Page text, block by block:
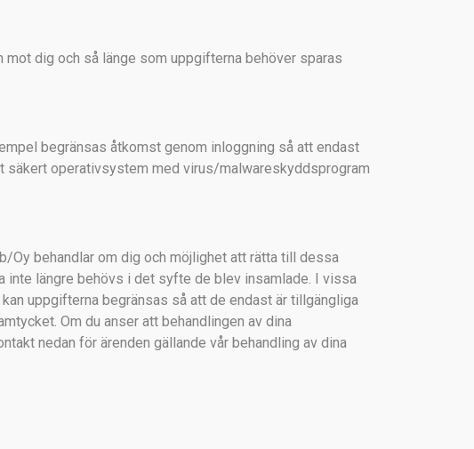
dig och så länge som uppgifterna behöver sparas
begränsas åtkomst genom inloggning så att endast
säkert operativsystem med virus/malwareskyddsprogram
Oy behandlar om dig och möjlighet att rätta till dessa
inte längre behövs i det syfte de blev insamlade. I vissa
uppgifterna begränsas så att de endast är tillgängliga
Om du anser att behandlingen av dina
nedan för ärenden gällande vår behandling av dina